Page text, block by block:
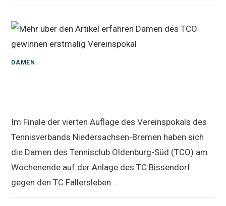
DAMEN
Im Finale der vierten Auflage des Vereinspokals des
Tennisverbands Niedersachsen-Bremen haben sich
die Damen des Tennisclub Oldenburg-Süd (TCO) am
Wochenende auf der Anlage des TC Bissendorf
gegen den TC Fallersleben…